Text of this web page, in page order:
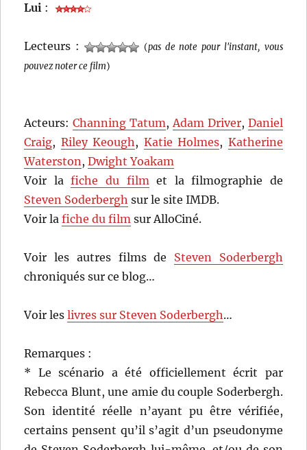
Lui :
Lecteurs : (pas de note pour l'instant, vous
pouvez noter ce film)
Acteurs:Channing Tatum,Adam Driver, Daniel
Craig, Riley Keough, Katie Holmes, Katherine
Waterston,Dwight Yoakam
Voir lafiche du filmet la filmographie de
Steven Soderbergh sur le site IMDB.
Voir lafiche du film sur AlloCiné.
Voir les autres films de Steven Soderbergh
chroniqués sur ce blog…
Voir leslivres sur Steven Soderbergh…
Remarques :
* Le scénario a été officiellement écrit par
Rebecca Blunt, une amie du couple Soderbergh.
Son identité réelle n’ayant pu être vérifiée,
certains pensent qu’il s’agit d’un pseudonyme